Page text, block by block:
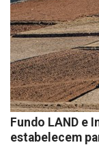
Fundo LAND e
estabelecem